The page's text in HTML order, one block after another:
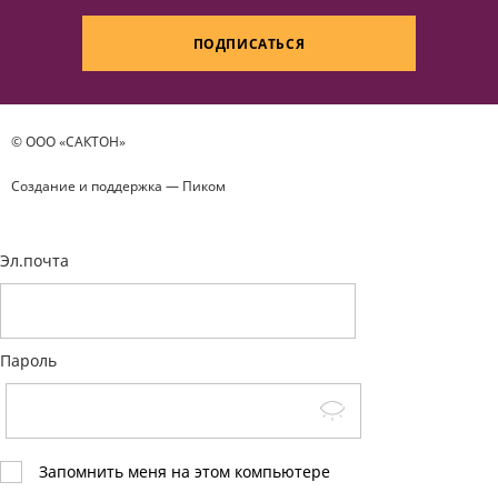
ПОДПИСАТЬСЯ
© ООО «САКТОН»
Создание и поддержка — Пиком
Эл.почта
Пароль
Запомнить меня на этом компьютере